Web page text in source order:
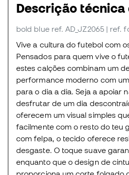
Descrição técnica
bold blue ref. AD_JZ2065 | ref.
Vive a cultura do futebol com
Pensados para quem vive o
estes calções combinam um
performance moderno com
para o dia a dia. Seja a apoiar
desfrutar de um dia
oferecem um visual simples
facilmente com o resto do teu
com felpa, o tecido oferece
desgaste. O toque suave
enquanto que o design de